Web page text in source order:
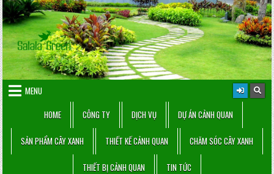
Skip
to
content
MENU
HOME
CÔNG TY DỊCH VỤ DỰ ÁN CẢNH QUAN
SẢN PHẨM CÂY XANH THIẾT KẾ CẢNH QUAN CHĂM SÓC CÂY XANH
THIẾT BỊ CẢNH QUAN TIN TỨC